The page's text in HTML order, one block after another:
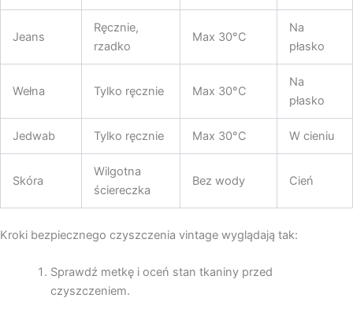
Jeans
Ręcznie,
rzadko
Max 30°C
Na
płasko
Wełna Tylko ręcznie Max 30°C
Na
płasko
Jedwab Tylko ręcznie Max 30°C W cieniu
Skóra
Wilgotna
ściereczka
Bez wody Cień
Kroki bezpiecznego czyszczenia vintage wyglądają tak:
Sprawdź metkę i oceń stan tkaniny przed
czyszczeniem.